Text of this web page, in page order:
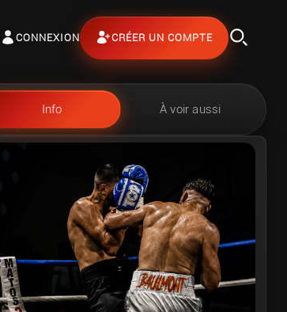
CONNEXION CRÉER UN COMPTE
Info À voir aussi